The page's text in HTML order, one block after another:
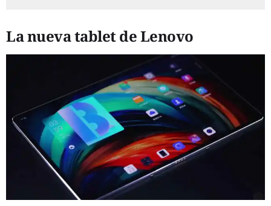
La nueva tablet de Lenovo